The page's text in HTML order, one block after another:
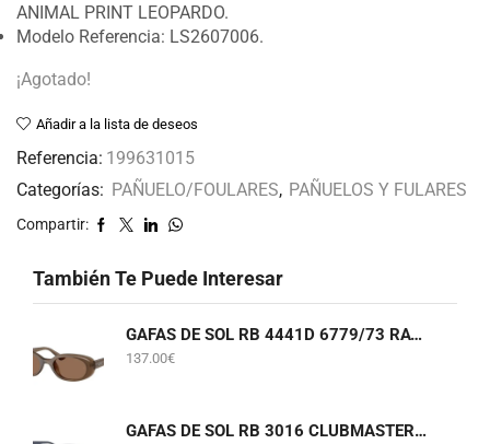
ANIMAL PRINT LEOPARDO.
Modelo Referencia: LS2607006.
¡Agotado!
Añadir a la lista de deseos
Referencia: 199631015
Categorías: PAÑUELO/FOULARES, PAÑUELOS Y FULARES
Compartir:
También Te Puede Interesar
GAFAS DE SOL RB 4441D 6779/73 RAY-BAN
137.00€
GAFAS DE SOL RB 3016 CLUBMASTER 6879/56 RAY-BAN